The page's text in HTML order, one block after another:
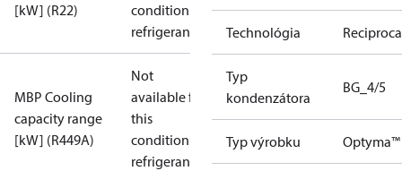
[kW] (R22)
condition /
refrigerant
MBP Cooling
capacity range
[kW] (R449A)
Not
available for
this
condition /
refrigerant
Technológia
Typ
kondenzátora
BG_4/5
Typ výrobku Optyma™